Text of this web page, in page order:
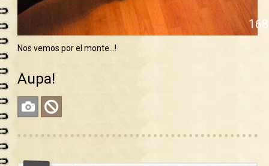
171
Nos vemos por el monte…!
Aupa!
FotosNo
Climb